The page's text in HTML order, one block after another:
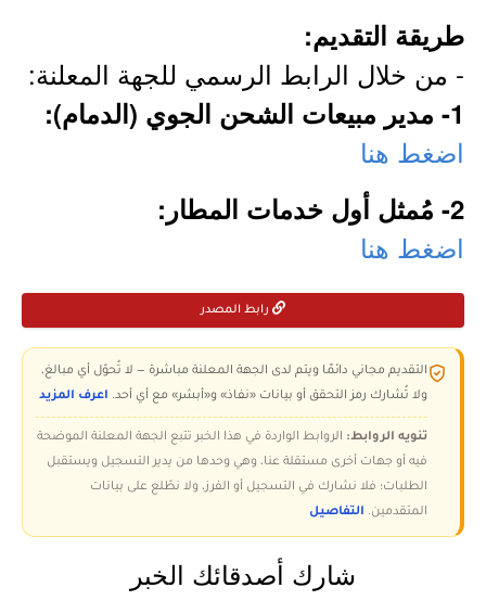
طريقة التقديم:
- من خلال الرابط الرسمي للجهة المعلنة:
1- مدير مبيعات الشحن الجوي (الدمام):
اضغط هنا
2- مُمثل أول خدمات المطار:
اضغط هنا
رابط المصدر
التقديم مجاني دائمًا ويتم لدى الجهة المعلنة مباشرة — لا تُحوّل أي مبالغ،
ولا تُشارك رمز التحقق أو بيانات «نفاذ» و«أبشر» مع أي أحد. اعرف المزيد
تنويه الروابط: الروابط الواردة في هذا الخبر تتبع الجهة المعلنة الموضحة
فيه أو جهات أخرى مستقلة عنا، وهي وحدها من يدير التسجيل ويستقبل
الطلبات؛ فلا نشارك في التسجيل أو الفرز، ولا نطّلع على بيانات
المتقدمين. التفاصيل
شارك أصدقائك الخبر